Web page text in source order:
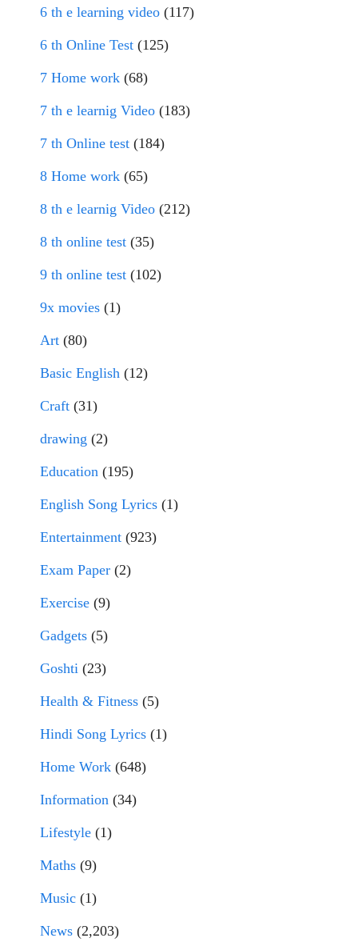
6 th e learning video (117)
6 th Online Test (125)
7 Home work (68)
7 th e learnig Video (183)
7 th Online test (184)
8 Home work (65)
8 th e learnig Video (212)
8 th online test (35)
9 th online test (102)
9x movies (1)
Art (80)
Basic English (12)
Craft (31)
drawing (2)
Education (195)
English Song Lyrics (1)
Entertainment (923)
Exam Paper (2)
Exercise (9)
Gadgets (5)
Goshti (23)
Health & Fitness (5)
Hindi Song Lyrics (1)
Home Work (648)
Information (34)
Lifestyle (1)
Maths (9)
Music (1)
News (2,203)